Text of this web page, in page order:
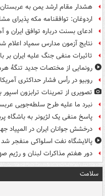
هشدار مقام ارشد یمن به
اردوغان: توافقنامه مکه
ادعای بسنت درباره توافق ایران و
نتایج آزمون مدارس سمپاد اعلام
تاثیرات منفی جنگ علیه ایران بر
رونمایی از مختصات جدید تنگۀ
روبیو در رأس فشار حداکثری
تصویری از تمرینات ترابزون
نبرد ما علیه طرح سلطه‌جویی
پاسخ منفی یک لژیونر به باشگاه
درخشش جوانان ایران در
پالایشگاه نفت اسلواکی منفجر شد
دور هفتم مذاکرات لبنان و رژیم
سلامت